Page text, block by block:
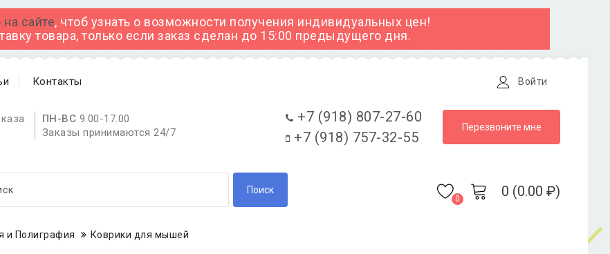
сайте, чтоб узнать о возможности получения индивидуальных цен!
товара, только если заказ сделан до 15:00 предыдущего дня.
Контакты Войти
ПН-ВС 9.00-17.00
Заказы принимаются 24/7
Перезвоните мне
+7 (918) 807-27-60
+7 (918) 757-32-55
Поиск
0 0 (0.00 ₽)
и Полиграфия Коврики для мышей